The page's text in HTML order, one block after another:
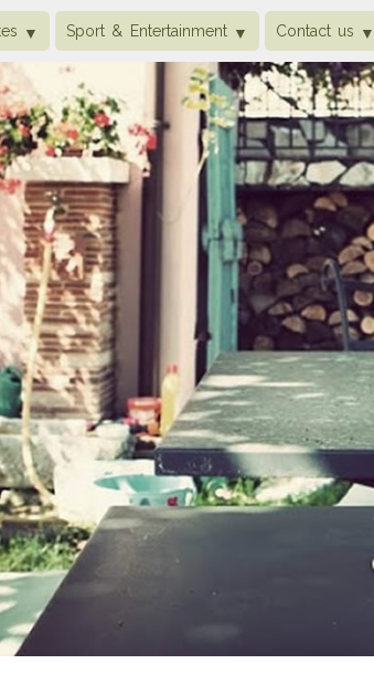
Sport & Entertainment Contact us